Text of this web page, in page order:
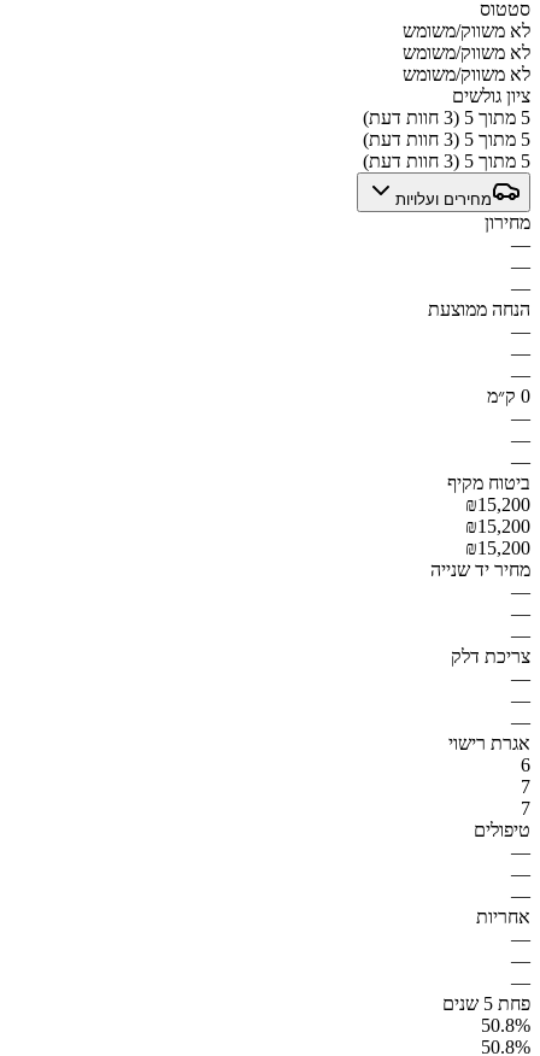
סטטוס
לא משווק/משומש
לא משווק/משומש
לא משווק/משומש
ציון גולשים
5 מתוך 5 (3 חוות דעת)
5 מתוך 5 (3 חוות דעת)
5 מתוך 5 (3 חוות דעת)
מחירים ועלויות
מחירון
—
—
—
הנחה ממוצעת
—
—
—
0 ק״מ
—
—
—
ביטוח מקיף
₪15,200
₪15,200
₪15,200
מחיר יד שנייה
—
—
—
צריכת דלק
—
—
—
אגרת רישוי
6
7
7
טיפולים
—
—
—
אחריות
—
—
—
פחת 5 שנים
50.8%
50.8%